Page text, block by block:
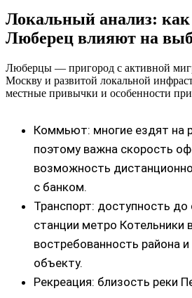
Локальный анализ: как
Люберец влияют на
Люберцы — пригород с активной
Москву и развитой локальной
местные привычки и особенности
Коммьют: многие ездят на
поэтому важна скорость
возможность
с банком.
Транспорт: доступность
станции метро Котельники
востребованность района
объекту.
Рекреация: близость реки